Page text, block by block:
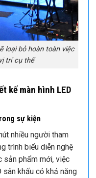
loại bỏ hoàn toàn việc
trí cụ thể
kế màn hình LED
sự kiện
nhiều người tham
trình biểu diễn nghệ
sản phẩm mới, việc
sân khấu có khả năng